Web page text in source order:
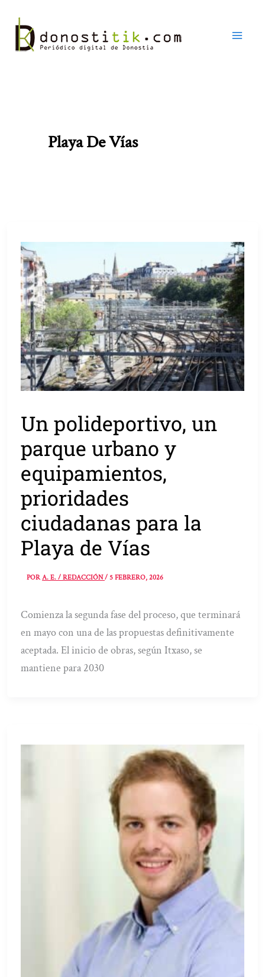
contenido
Playa De Vías
Un polideportivo, un
parque urbano y
equipamientos,
prioridades
ciudadanas para la
Playa de Vías
PORA. E. / REDACCIÓN/5 FEBRERO, 2026
Comienza la segunda fase del proceso, que terminará
en mayo con una de las propuestas definitivamente
aceptada. El inicio de obras, según Itxaso, se
mantiene para 2030